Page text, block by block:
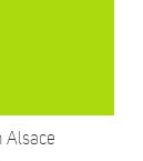
Alsace